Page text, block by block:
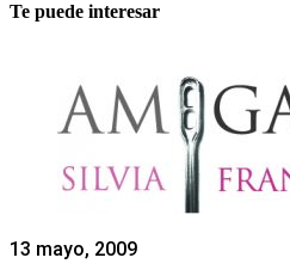
Te puede interesar
13 mayo, 2009